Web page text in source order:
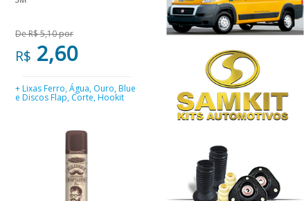
De R$ 5,10 por
R$ 2,60
+ Lixas Ferro, Água, Ouro, Blue
e Discos Flap, Corte, Hookit